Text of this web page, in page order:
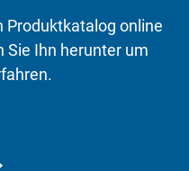
Produktkatalog online
Sie Ihn herunter um